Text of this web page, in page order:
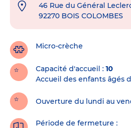
Adresse
crèche
46 Rue du Général
92270 BOIS COLOMBES
Micro-crèche
Capacité d'accueil
10
Accueil des enfants âgés
Ouverture du lundi au
Période de fermeture :